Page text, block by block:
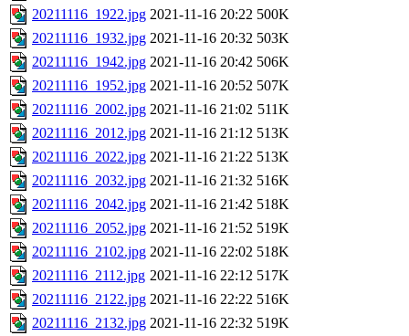
20211116_1922.jpg 2021-11-16 20:22 500K
20211116_1932.jpg 2021-11-16 20:32 503K
20211116_1942.jpg 2021-11-16 20:42 506K
20211116_1952.jpg 2021-11-16 20:52 507K
20211116_2002.jpg 2021-11-16 21:02 511K
20211116_2012.jpg 2021-11-16 21:12 513K
20211116_2022.jpg 2021-11-16 21:22 513K
20211116_2032.jpg 2021-11-16 21:32 516K
20211116_2042.jpg 2021-11-16 21:42 518K
20211116_2052.jpg 2021-11-16 21:52 519K
20211116_2102.jpg 2021-11-16 22:02 518K
20211116_2112.jpg 2021-11-16 22:12 517K
20211116_2122.jpg 2021-11-16 22:22 516K
20211116_2132.jpg 2021-11-16 22:32 519K